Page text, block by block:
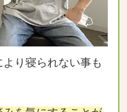
り寝られない事も